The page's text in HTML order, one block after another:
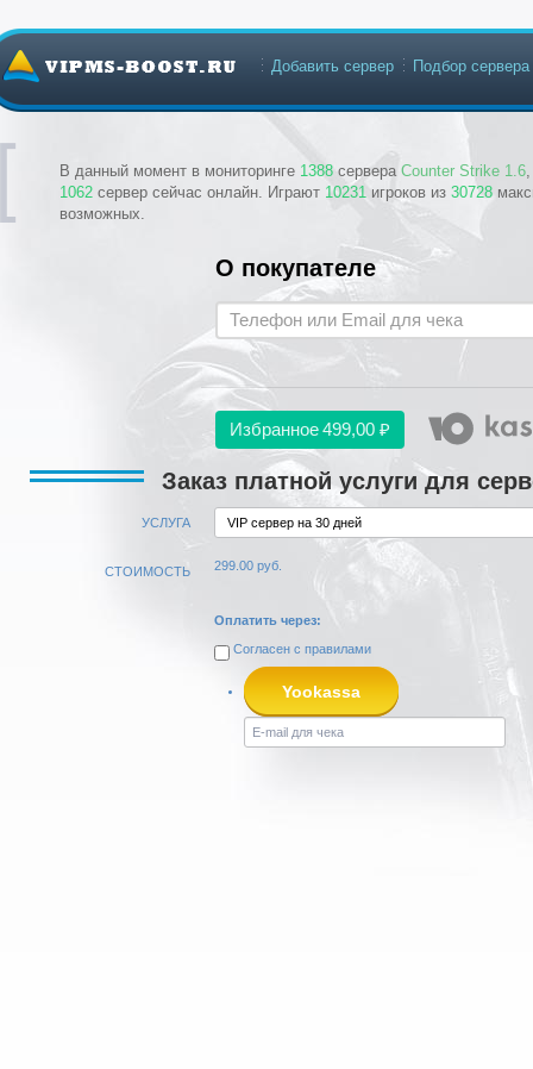
В данный момент в мониторинге 1388 сервера Counter Strike 1.6
1062 сервер сейчас онлайн. Играют 10231 игроков из 30728
возможных.
Добавить сервер Подбор сервера
О покупателе
Избранное499,00 ₽
Заказ платной услуги для
УСЛУГА
СТОИМОСТЬ 299.00 руб.
Оплатить через:
Согласен с правилами
Yookassa